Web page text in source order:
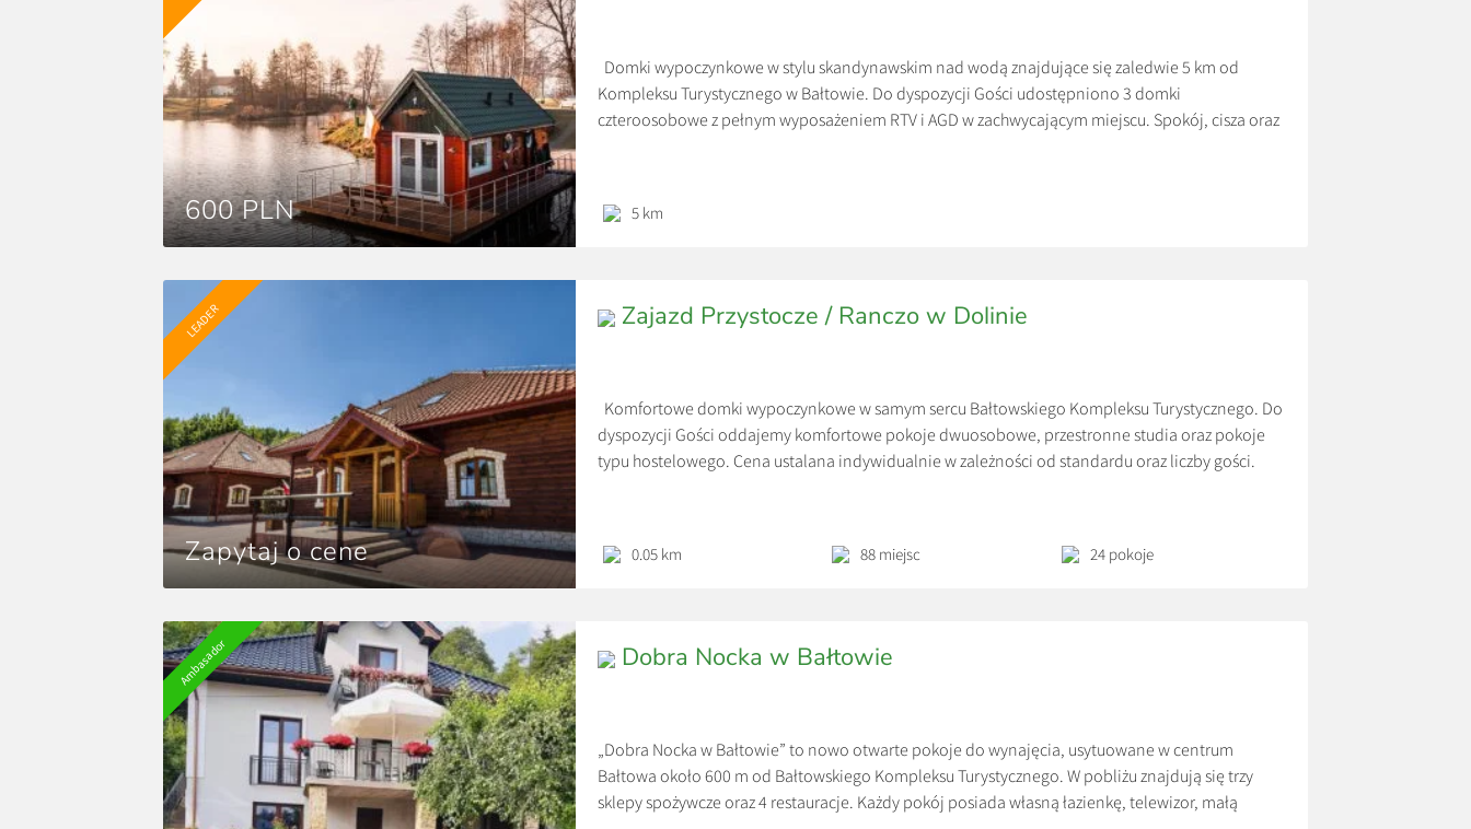
600 PLN
Domki wypoczynkowe w stylu skandynawskim nad wodą znajdujące się zaledwie 5 km od
Kompleksu Turystycznego w Bałtowie. Do dyspozycji Gości udostępniono 3 domki
czteroosobowe z pełnym wyposażeniem RTV i AGD w zachwycającym miejscu. Spokój, cisza oraz
5 km
LEADER
Zapytaj o cene
Zajazd Przystocze / Ranczo w Dolinie
Komfortowe domki wypoczynkowe w samym sercu Bałtowskiego Kompleksu Turystycznego. Do
dyspozycji Gości oddajemy komfortowe pokoje dwuosobowe, przestronne studia oraz pokoje
typu hostelowego. Cena ustalana indywidualnie w zależności od standardu oraz liczby gości.
0.05 km 88 miejsc 24 pokoje
Ambasador Dobra Nocka w Bałtowie
„Dobra Nocka w Bałtowie” to nowo otwarte pokoje do wynajęcia, usytuowane w centrum
Bałtowa około 600 m od Bałtowskiego Kompleksu Turystycznego. W pobliżu znajdują się trzy
sklepy spożywcze oraz 4 restauracje. Każdy pokój posiada własną łazienkę, telewizor, małą